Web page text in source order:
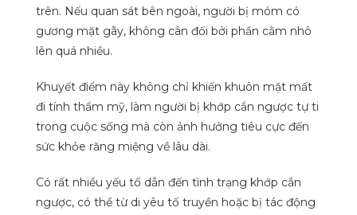
trên. Nếu quan sát bên ngoài, người bị móm có
gương mặt gãy, không cân đối bởi phần cằm nhô
lên quá nhiều.
Khuyết điểm này không chỉ khiến khuôn mặt mất
đi tính thẩm mỹ, làm người bị khớp cắn ngược tự ti
trong cuộc sống mà còn ảnh hưởng tiêu cực đến
sức khỏe răng miệng về lâu dài.
Có rất nhiều yếu tố dẫn đến tình trạng khớp cắn
ngược, có thể từ di yêu tố truyền hoặc bị tác động